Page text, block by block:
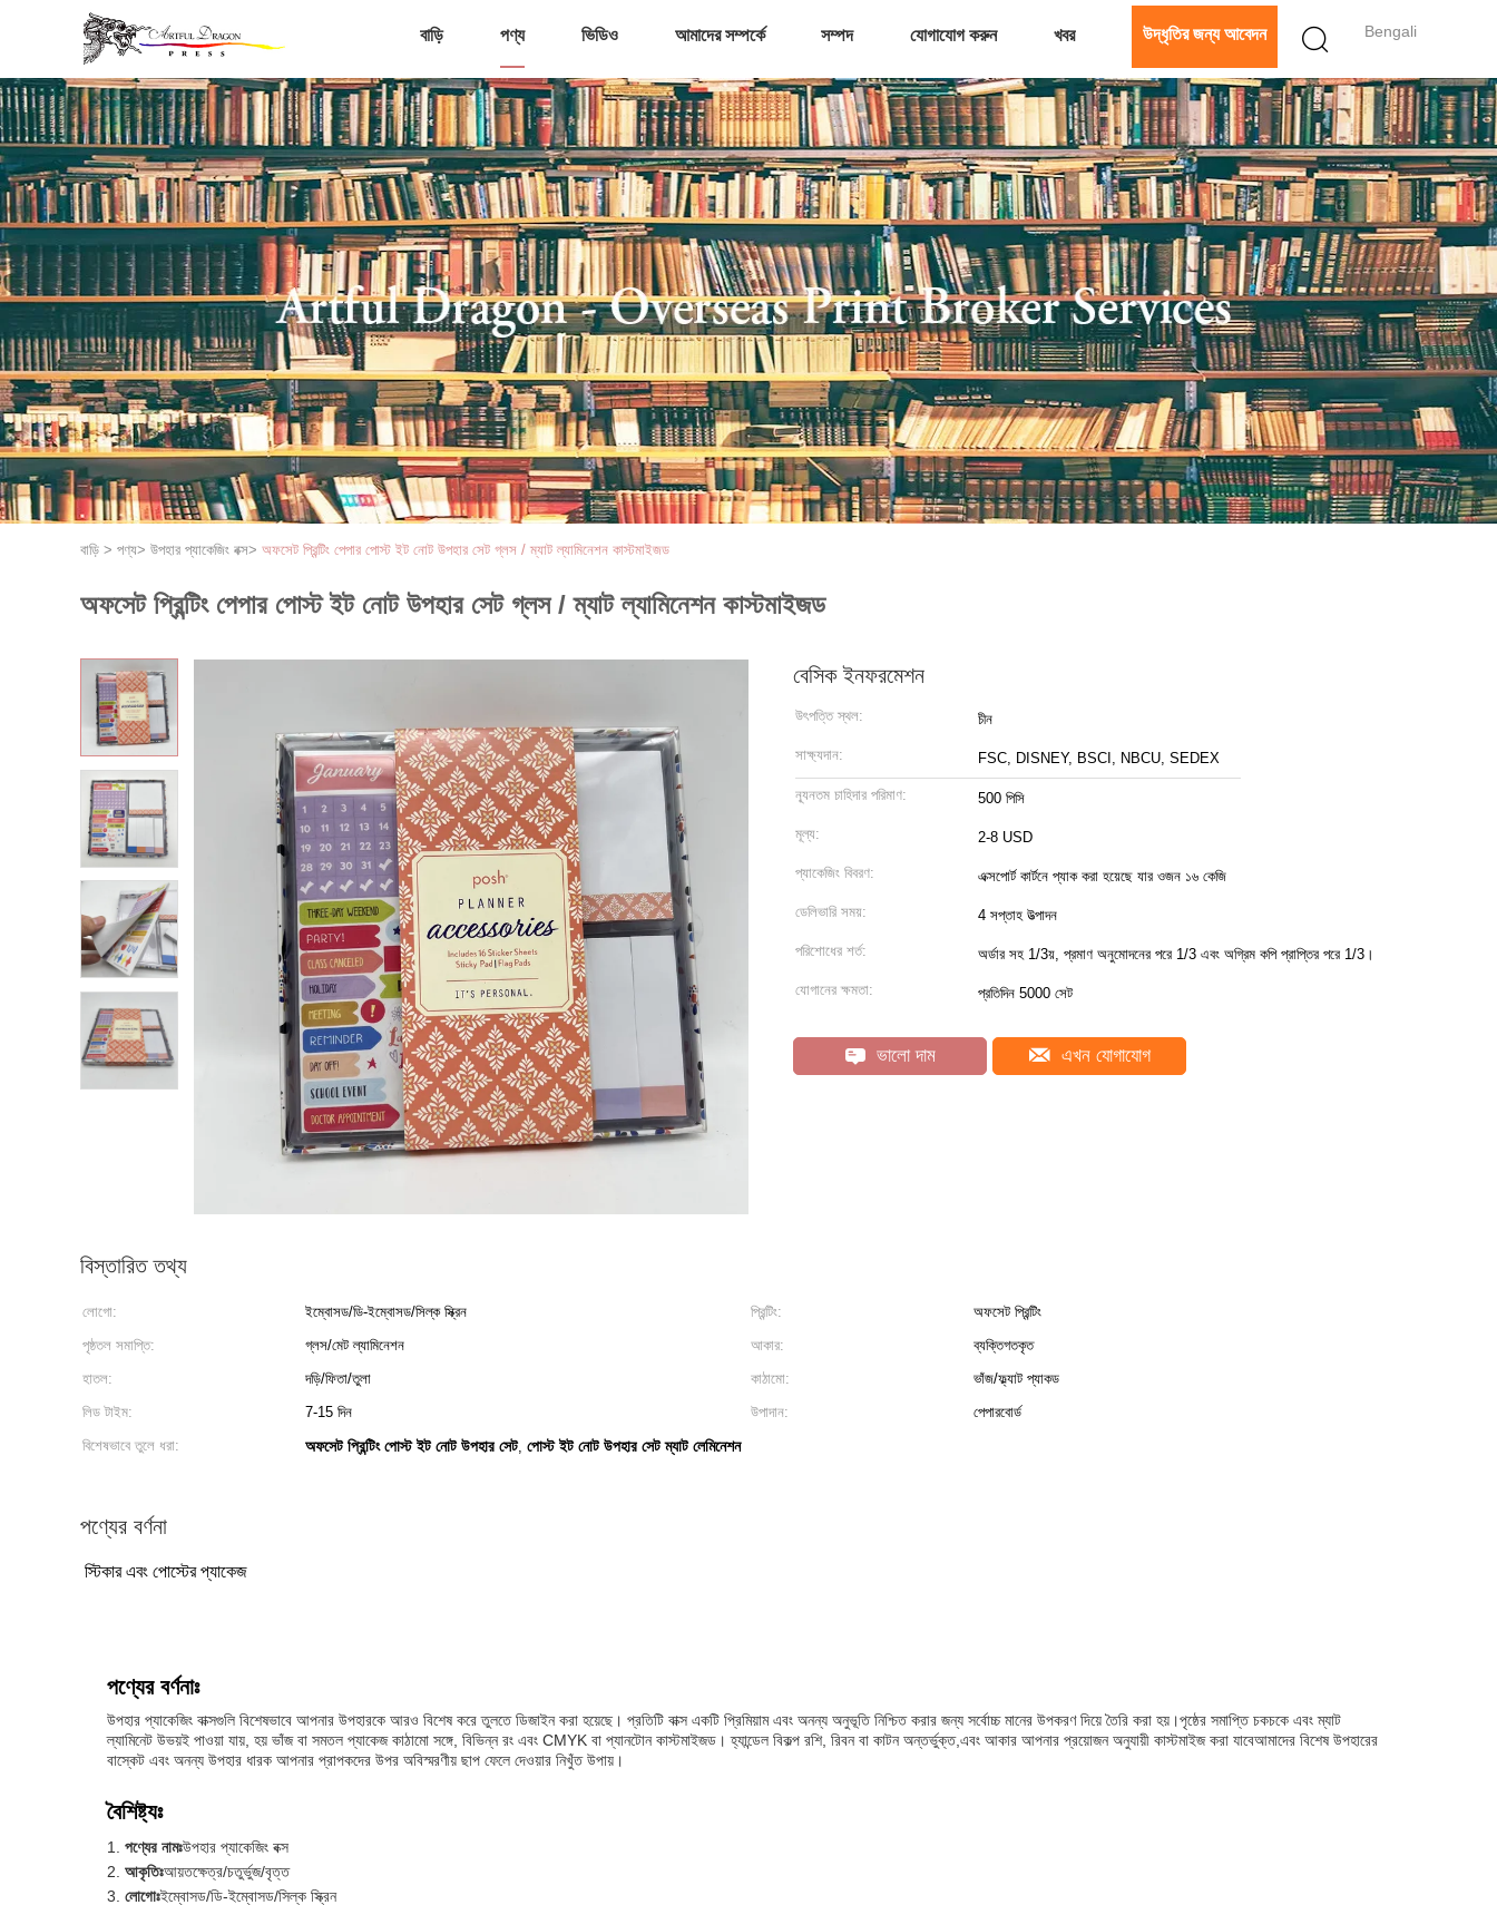
Bengali
বাড়ি পণ্য ভিডিও আমাদের সম্পর্কে সম্পদ যোগাযোগ করুন খবর উদ্ধৃতির জন্য আবেদন
বাড়ি > পণ্য> উপহার প্যাকেজিং বক্স> অফসেট প্রিন্টিং পেপার পোস্ট ইট নোট উপহার সেট গ্লস / ম্যাট ল্যামিনেশন কাস্টমাইজড
অফসেট প্রিন্টিং পেপার পোস্ট ইট নোট উপহার সেট গ্লস / ম্যাট ল্যামিনেশন কাস্টমাইজড
বেসিক ইনফরমেশন
উৎপত্তি স্থল: চীন
সাক্ষ্যদান: FSC, DISNEY, BSCI, NBCU, SEDEX
ন্যূনতম চাহিদার পরিমাণ: 500 পিসি
মূল্য: 2-8 USD
প্যাকেজিং বিবরণ: এক্সপোর্ট কার্টনে প্যাক করা হয়েছে যার ওজন ১৬ কেজি
ডেলিভারি সময়: 4 সপ্তাহ উত্পাদন
পরিশোধের শর্ত: অর্ডার সহ 1/3য়, প্রমাণ অনুমোদনের পরে 1/3 এবং অগ্রিম কপি প্রাপ্তির পরে 1/3।
যোগানের ক্ষমতা: প্রতিদিন 5000 সেট
ভালো দাম এখন যোগাযোগ
বিস্তারিত তথ্য
লোগো: ইম্বোসড/ডি-ইম্বোসড/সিল্ক স্ক্রিন প্রিন্টিং:
অফসেট প্রিন্টিং
পৃষ্ঠতল সমাপ্তি:
গ্লস/মেট ল্যামিনেশন আকার:
ব্যক্তিগতকৃত
হাতল:
দড়ি/ফিতা/তুলা কাঠামো:
ভাঁজ/ফ্ল্যাট প্যাকড
লিড টাইম:
7-15 দিন উপাদান:
পেপারবোর্ড
বিশেষভাবে তুলে ধরা:
অফসেট প্রিন্টিং পোস্ট ইট নোট উপহার সেট, পোস্ট ইট নোট উপহার সেট ম্যাট লেমিনেশন
পণ্যের বর্ণনা
স্টিকার এবং পোস্টের প্যাকেজ
পণ্যের বর্ণনাঃ
উপহার প্যাকেজিং বাক্সগুলি বিশেষভাবে আপনার উপহারকে আরও বিশেষ করে তুলতে ডিজাইন করা হয়েছে। প্রতিটি বাক্স একটি প্রিমিয়াম এবং অনন্য অনুভূতি নিশ্চিত করার জন্য সর্বোচ্চ মানের উপকরণ দিয়ে তৈরি করা হয়।পৃষ্ঠের সমাপ্তি চকচকে এবং ম্যাট
ল্যামিনেট উভয়ই পাওয়া যায়, হয় ভাঁজ বা সমতল প্যাকেজ কাঠামো সঙ্গে, বিভিন্ন রং এবং CMYK বা প্যানটোন কাস্টমাইজড। হ্যান্ডেল বিকল্প রশি, রিবন বা কাটন অন্তর্ভুক্ত,এবং আকার আপনার প্রয়োজন অনুযায়ী কাস্টমাইজ করা যাবেআমাদের বিশেষ উপহারের
বাস্কেট এবং অনন্য উপহার ধারক আপনার প্রাপকদের উপর অবিস্মরণীয় ছাপ ফেলে দেওয়ার নিখুঁত উপায়।
বৈশিষ্ট্যঃ
পণ্যের নামঃউপহার প্যাকেজিং বক্স
আকৃতিঃআয়তক্ষেত্র/চতুর্ভুজ/বৃত্ত
লোগোঃইম্বোসড/ডি-ইম্বোসড/সিল্ক স্ক্রিন